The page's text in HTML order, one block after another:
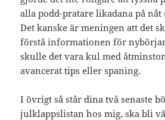
alla podd-pratare likadana på nåt
Det kanske är meningen att det
förstå informationen för
skulle det vara kul med
avancerat tips eller spaning.
I övrigt så står dina två senaste
julklappslistan hos mig, ska bli